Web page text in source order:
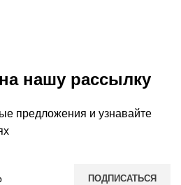
нашу рассылку
предложения и узнавайте